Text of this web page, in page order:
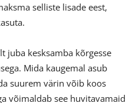
selliste lisade eest,
juba kesksamba kõrgesse
Mida kaugemal asub
suurem värin võib koos
võimaldab see huvitavamaid